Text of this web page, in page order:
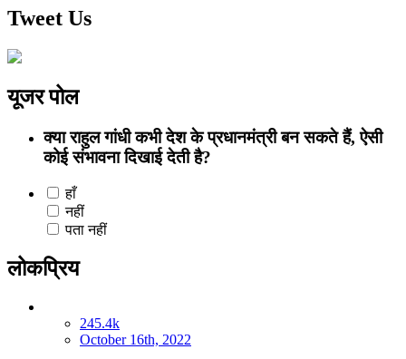
Tweet Us
यूजर पोल
क्या राहुल गांधी कभी देश के प्रधानमंत्री बन सकते हैं, ऐसी
कोई संभावना दिखाई देती है?
हाँ
नहीं
पता नहीं
लोकप्रिय
245.4k
October 16th, 2022